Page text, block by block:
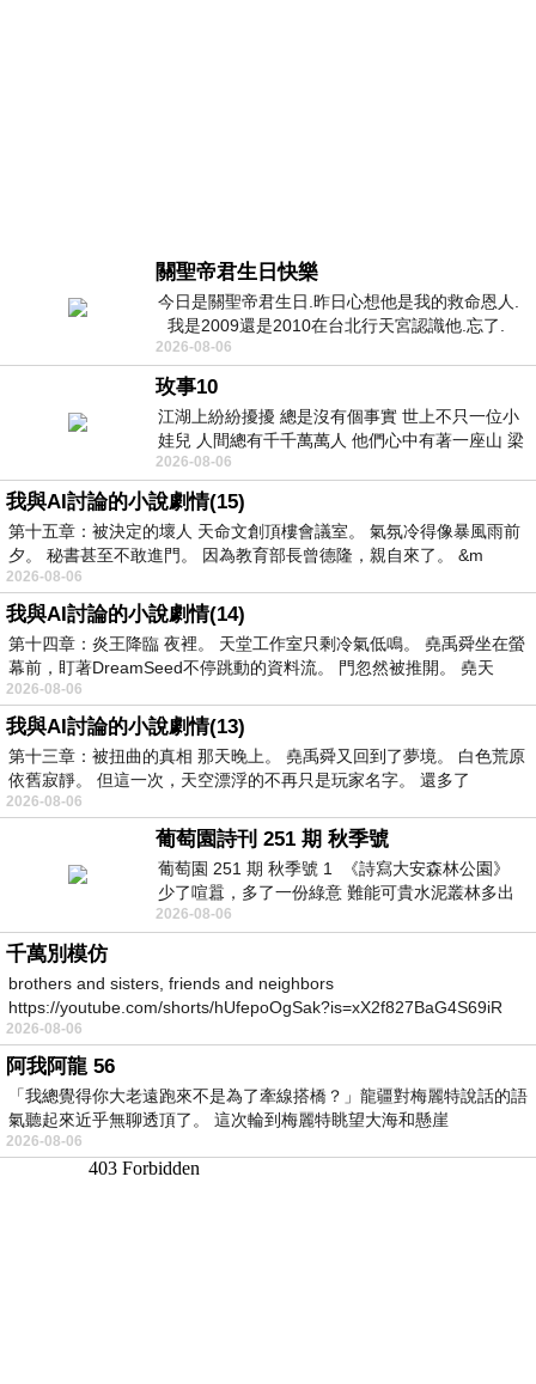
關聖帝君生日快樂
今日是關聖帝君生日.昨日心想他是我的救命恩人.
我是2009還是2010在台北行天宮認識他.忘了.
一個奇摩交友的網友學
2026-08-06
玫事10
江湖上紛紛擾擾 總是沒有個事實 世上不只一位小
娃兒 人間總有千千萬萬人 他們心中有著一座山 梁
山佛山泰華衡恆嵩 一山之高
2026-08-06
我與AI討論的小說劇情(15)
第十五章：被決定的壞人 天命文創頂樓會議室。 氣氛冷得像暴風雨前
夕。 秘書甚至不敢進門。 因為教育部長曾德隆，親自來了。 &m
2026-08-06
我與AI討論的小說劇情(14)
第十四章：炎王降臨 夜裡。 天堂工作室只剩冷氣低鳴。 堯禹舜坐在螢
幕前，盯著DreamSeed不停跳動的資料流。 門忽然被推開。 堯天
2026-08-06
我與AI討論的小說劇情(13)
第十三章：被扭曲的真相 那天晚上。 堯禹舜又回到了夢境。 白色荒原
依舊寂靜。 但這一次，天空漂浮的不再只是玩家名字。 還多了
2026-08-06
葡萄園詩刊 251 期 秋季號
葡萄園 251 期 秋季號 1 《詩寫大安森林公園》
少了喧囂，多了一份綠意 難能可貴水泥叢林多出
一
2026-08-06
千萬別模仿
brothers and sisters, friends and neighbors
https://youtube.com/shorts/hUfepoOgSak?is=xX2f827BaG4S69iR
https
2026-08-06
阿我阿龍 56
「我總覺得你大老遠跑來不是為了牽線搭橋？」龍疆對梅麗特說話的語
氣聽起來近乎無聊透頂了。 這次輪到梅麗特眺望大海和懸崖
2026-08-06